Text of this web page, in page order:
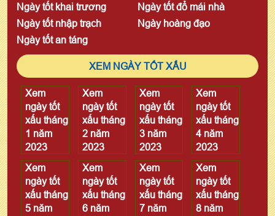
Ngày tốt khai trương
Ngày tốt đổ mái nhà
Ngày tốt nhập trạch
Ngày hoàng đạo
Ngày tốt an táng
XEM NGÀY TỐT XẤU
Xem
ngày tốt
xấu tháng
1 năm
2023
Xem
ngày tốt
xấu tháng
2 năm
2023
Xem
ngày tốt
xấu tháng
3 năm
2023
Xem
ngày tốt
xấu tháng
4 năm
2023
Xem
ngày tốt
xấu tháng
5 năm
Xem
ngày tốt
xấu tháng
6 năm
Xem
ngày tốt
xấu tháng
7 năm
Xem
ngày tốt
xấu tháng
8 năm